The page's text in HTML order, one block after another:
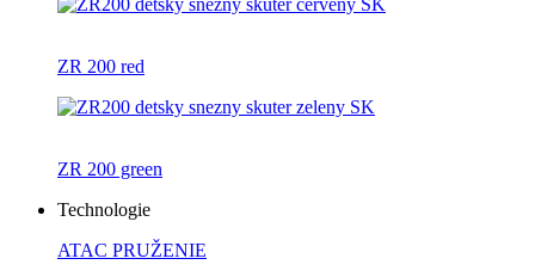
ZR 200 red
ZR 200 green
Technologie
ATAC PRUŽENIE